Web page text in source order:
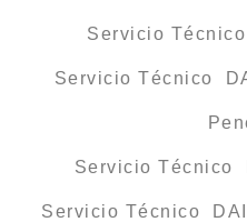
Servicio
Servicio Técnico
Servicio Técnico
Servicio Técnico